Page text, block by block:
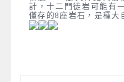
計，十二門徒岩可能有
僅存的8座岩石，是種大